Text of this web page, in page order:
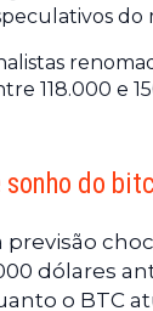
do
118.000 e
sonho do
previsão
dólares
o BTC